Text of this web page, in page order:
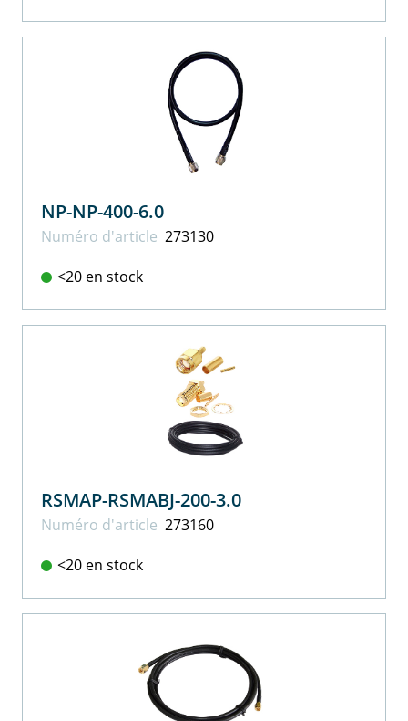
NP-NP-400-6.0
Numéro d'article 273130
<20 en stock
RSMAP-RSMABJ-200-3.0
Numéro d'article 273160
<20 en stock